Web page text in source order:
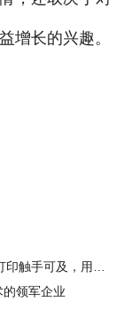
增长的兴趣。
领军企业